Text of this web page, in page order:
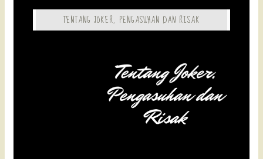
TENTANG JOKER, PENGASUHAN DAN RISAK